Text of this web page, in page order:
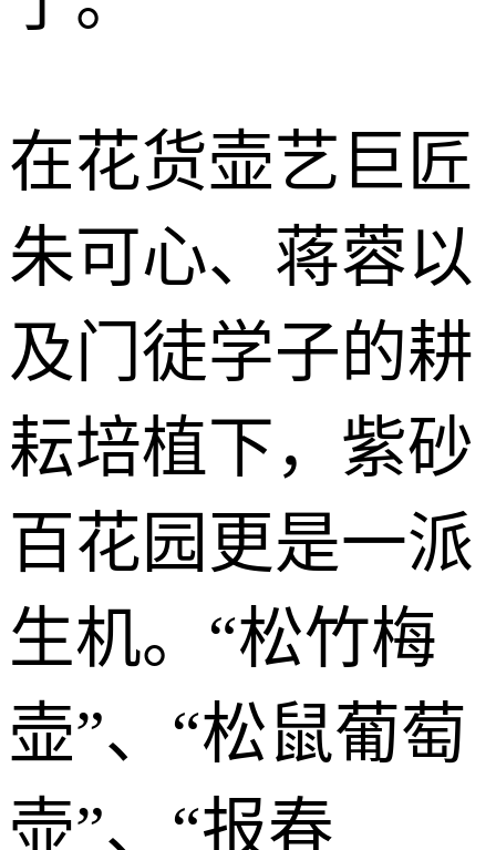
在花货壶艺巨匠
朱可心、蒋蓉以
及门徒学子的耕
耘培植下，紫砂
百花园更是一派
生机。“松竹梅
壶”、“松鼠葡萄
壶”、“报春